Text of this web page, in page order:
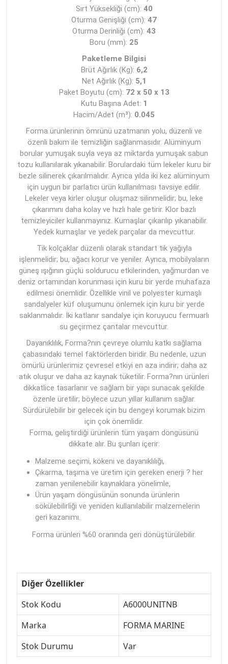
Sırt Yüksekliği (cm): 40
Oturma Genişliği (cm): 47
Oturma Derinliği (cm): 43
Boru (mm): 25
Paketleme Bilgisi
Brüt Ağırlık (Kg): 6,2
Net Ağırlık (Kg): 5,1
Paket Boyutu (cm): 72 x 50 x 13
Kutu Başına Adet: 1
Hacim/Adet (m³): 0.045
Forma ürünlerinin ömrünü uzatmanın yolu, düzenli ve
özenli bakım ile temizliğin sağlanmasıdır. Alüminyum
borular yumuşak suyla veya az miktarda yumuşak sabun
tozu kullanılarak yıkanabilir. Borulardaki tüm lekeler kuru bir
bezle silinerek çıkarılmalıdır. Ayrıca yılda iki kez alüminyum
için uygun bir parlatıcı ürün kullanılması tavsiye edilir.
Lekeler veya kirler oluşur oluşmaz silinmelidir; bu, leke
çıkarımını daha kolay ve hızlı hale getirir. Klor bazlı
temizleyiciler kullanmayınız. Kumaşlar çıkarılıp yıkanabilir.
Yedek kumaşlar ve yedek parçalar da mevcuttur.
Tik kolçaklar düzenli olarak standart tik yağıyla
işlenmelidir; bu, ağacı korur ve yeniler. Ayrıca, mobilyaların
güneş ışığının güçlü soldurucu etkilerinden, yağmurdan ve
deniz ortamından korunması için kuru bir yerde muhafaza
edilmesi önemlidir. Özellikle vinil ve polyester kumaşlı
sandalyeler küf oluşumunu önlemek için kuru bir yerde
saklanmalıdır. İki katlanır sandalye için koruyucu fermuarlı
su geçirmez çantalar mevcuttur.
Dayanıklılık, Forma?nın çevreye olumlu katkı sağlama
çabasındaki temel faktörlerden biridir. Bu nedenle, uzun
ömürlü ürünlerimiz çevresel etkiyi en aza indirir; daha az
atık oluşur ve daha az kaynak tüketilir. Forma?nın ürünleri
dikkatlice tasarlanır ve sağlam bir yapı sunacak şekilde
özenle üretilir; böylece uzun yıllar kullanım sağlar.
Sürdürülebilir bir gelecek için bu dengeyi korumak bizim
için çok önemlidir.
Forma, geliştirdiği ürünlerin tüm yaşam döngüsünü
dikkate alır. Bu şunları içerir:
Malzeme seçimi, kökeni ve dayanıklılığı,
Çıkarma, taşıma ve üretim için gereken enerji ? her
zaman yenilenebilir kaynaklara yönelimle,
Ürün yaşam döngüsünün sonunda ürünlerin
sökülebilirliği ve yeniden kullanılabilir malzemelerin
geri kazanımı.
Forma ürünleri %60 oranında geri dönüştürülebilir.
Diğer Özellikler
Stok Kodu
A6000UNITNB
Marka
FORMA MARINE
Stok Durumu
Var